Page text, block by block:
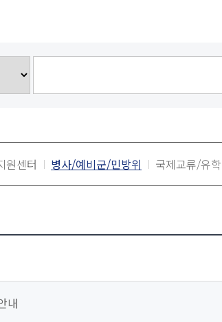
원센터 병사/예비군/민방위 국제교류/유학
내